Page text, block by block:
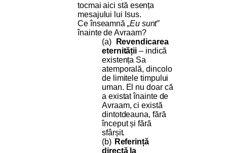
tocmai aici stă esența
mesajului lui Isus.
Ce înseamnă„Eu sunt”
înainte de Avraam?
(a)
Revendicarea
eternității – indică
existența Sa
atemporală, dincolo
de limitele timpului
uman. El nu doar că
a existat înainte de
Avraam, ci există
dintotdeauna, fără
început și fără
sfârșit.
(b) Referință
directă la